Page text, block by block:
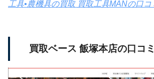
工具•農機具の買取 買取工具MANの口
買取ベース 飯塚本店の口コ